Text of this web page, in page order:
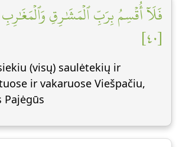
فَلَآ أُقۡسِمُ بِرَبِّ ٱلۡمَشَٰرِقِ وَٱلۡمَغَٰرِبِ
[٤٠]
(visų) saulėtekių ir
ir vakaruose Viešpačiu,
Pajėgūs